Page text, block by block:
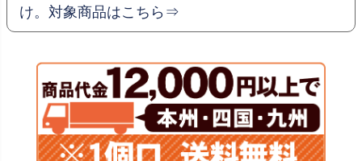
け。対象商品はこちら⇒